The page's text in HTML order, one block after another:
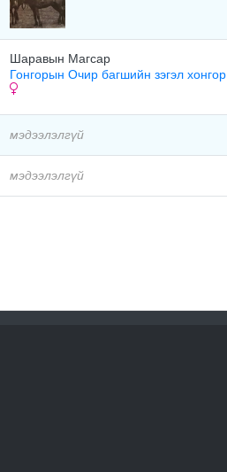
Шаравын Магсар
Гонгорын Очир багшийн зэгэл хонгор
мэдээлэлгүй
мэдээлэлгүй